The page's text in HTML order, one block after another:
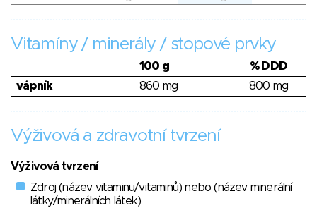
Vitamíny / minerály / stopové prvky
100 g
% DDD
vápník
860 mg 800 mg
Výživová a zdravotní tvrzení
Výživová tvrzení
Zdroj (název vitaminu/vitaminů) nebo (název minerální
látky/minerálních látek)